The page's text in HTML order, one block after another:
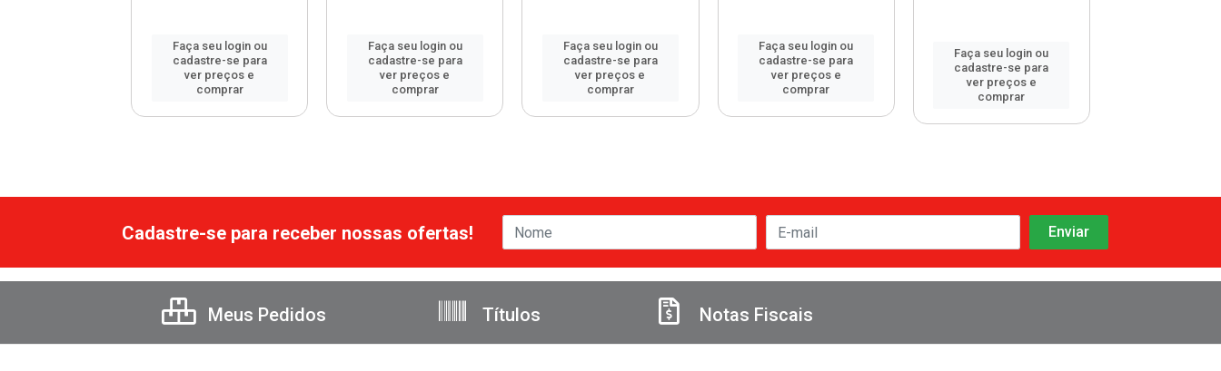
Faça seu login ou
cadastre-se para
ver preços e
comprar
Faça seu login ou
cadastre-se para
ver preços e
comprar
Faça seu login ou
cadastre-se para
ver preços e
comprar
Faça seu login ou
cadastre-se para
ver preços e
comprar
Faça seu login ou
cadastre-se para
ver preços e
comprar
Cadastre-se para receber nossas ofertas!
Meus Pedidos Títulos Notas Fiscais